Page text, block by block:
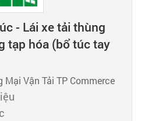
- Lái xe tải thùng
tạp hóa (bổ túc tay
Mại Vận Tải TP Commerce